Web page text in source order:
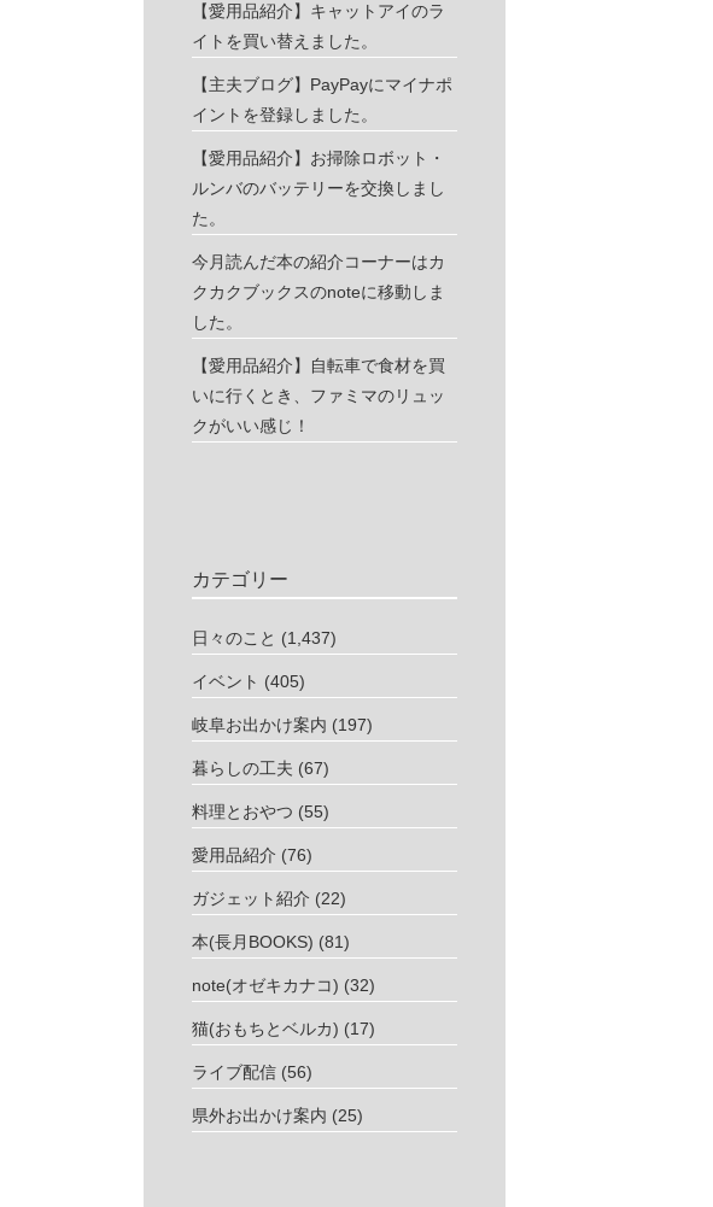
【愛用品紹介】キャットアイのラ
イトを買い替えました。
【主夫ブログ】PayPayにマイナポ
イントを登録しました。
【愛用品紹介】お掃除ロボット・
ルンバのバッテリーを交換しまし
た。
今月読んだ本の紹介コーナーはカ
クカクブックスのnoteに移動しま
した。
【愛用品紹介】自転車で食材を買
いに行くとき、ファミマのリュッ
クがいい感じ！
カテゴリー
日々のこと (1,437)
イベント (405)
岐阜お出かけ案内 (197)
暮らしの工夫 (67)
料理とおやつ (55)
愛用品紹介 (76)
ガジェット紹介 (22)
本(長月BOOKS) (81)
note(オゼキカナコ) (32)
猫(おもちとベルカ) (17)
ライブ配信 (56)
県外お出かけ案内 (25)